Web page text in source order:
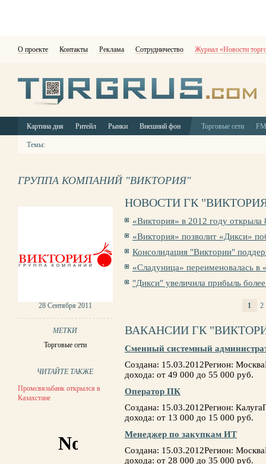
О проекте Контакты Реклама Сотрудничество Журнал «Новости
Картина дня Ритейл Рынки Внешний фон Торговые сети
Темы:
ГРУППА КОМПАНИЙ "ВИКТОРИЯ"
28 Сентября 2011
МЕТКИ
Торговые сети
ЧИТАЙТЕ ТАКЖЕ
Промсвязьбанк открылся в
Казахстане
НОВОСТИ ГК
«Виктория» в 2012 году открыла
«Виктория» позволит «Дикси»
Консолидация "Виктории"
«Сладуница» переименовалась в
"Дикси" увеличила прибыль
1 2
ВАКАНСИИ ГК
Сменный системный
Создана: 15.03.2012Регион:
дохода: от 49 000 до 55 000 руб.
Оператор ПК
Создана: 15.03.2012Регион:
дохода: от 13 000 до 15 000 руб.
Менеджер по закупкам ИТ
Создана: 15.03.2012Регион:
дохода: от 28 000 до 35 000 руб.